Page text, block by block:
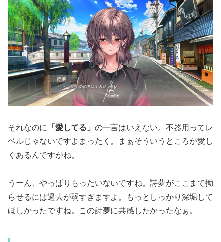
それなのに 「愛してる」 の一言はいえない。不器用ってレ
ベルじゃないですよまったく。まぁそういうところが愛し
くあるんですがね。
うーん、やっぱりもったいないですね。詩夢がここまで拗
らせるには過去が弱すぎますよ。もっとしっかり深堀して
ほしかったですね。この詩夢に共感したかったなぁ。